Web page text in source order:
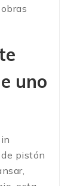
uno
pistón